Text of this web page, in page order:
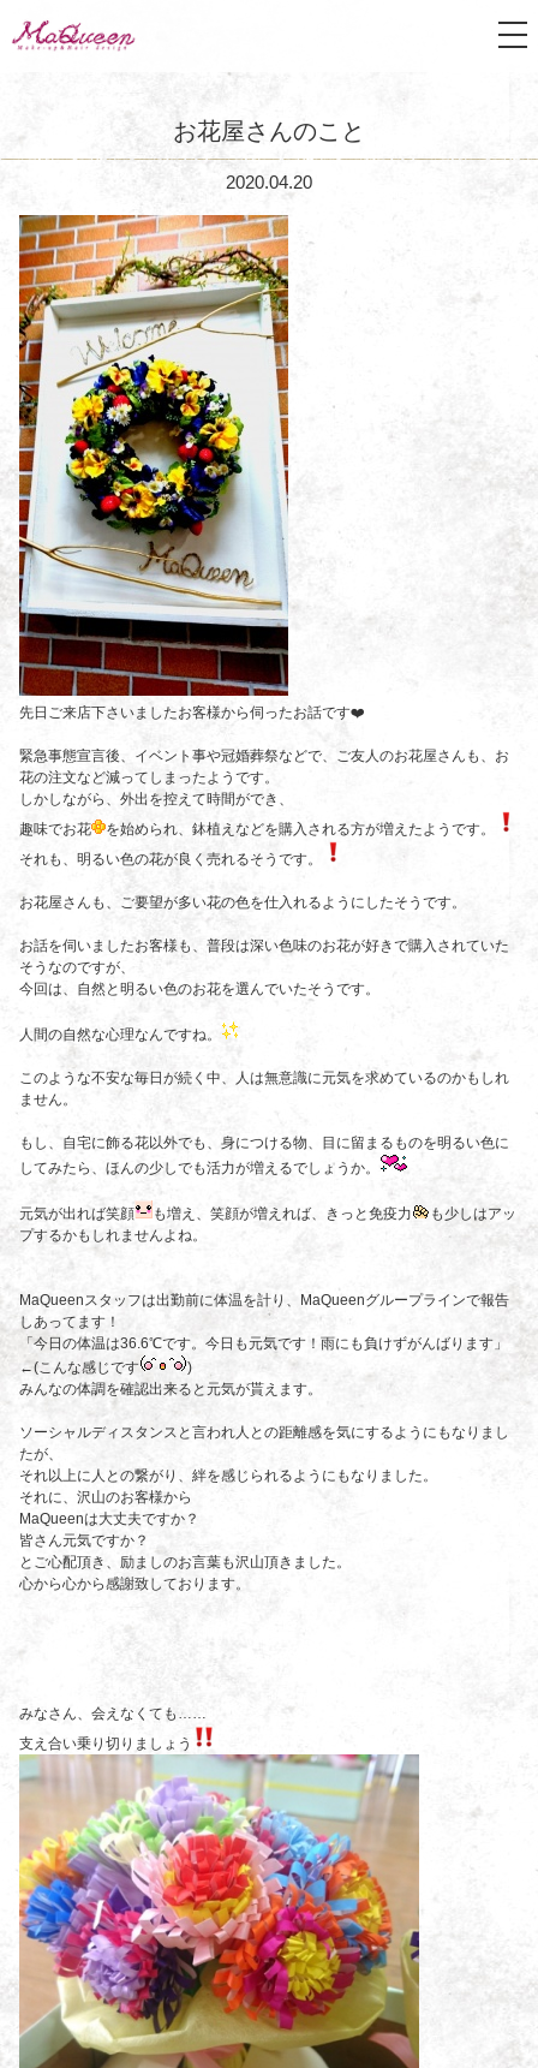
お花屋さんのこと
2020.04.20
先日ご来店下さいましたお客様から伺ったお話です❤️
緊急事態宣言後、イベント事や冠婚葬祭などで、ご友人のお花屋さんも、お
花の注文など減ってしまったようです。
しかしながら、外出を控えて時間ができ、
趣味でお花
を始められ、鉢植えなどを購入される方が増えたようです。
それも、明るい色の花が良く売れるそうです。
お花屋さんも、ご要望が多い花の色を仕入れるようにしたそうです。
お話を伺いましたお客様も、普段は深い色味のお花が好きで購入されていた
そうなのですが、
今回は、自然と明るい色のお花を選んでいたそうです。
人間の自然な心理なんですね。
このような不安な毎日が続く中、人は無意識に元気を求めているのかもしれ
ません。
もし、自宅に飾る花以外でも、身につける物、目に留まるものを明るい色に
してみたら、ほんの少しでも活力が増えるでしょうか。
元気が出れば笑顔 も増え、笑顔が増えれば、きっと免疫力
も少しはアッ
プするかもしれませんよね。
MaQueenスタッフは出勤前に体温を計り、MaQueenグループラインで報告
しあってます！
「今日の体温は36.6℃です。今日も元気です！雨にも負けずがんばります」
←(こんな感じです
)
みんなの体調を確認出来ると元気が貰えます。
ソーシャルディスタンスと言われ人との距離感を気にするようにもなりまし
たが、
それ以上に人との繋がり、絆を感じられるようにもなりました。
それに、沢山のお客様から
MaQueenは大丈夫ですか？
皆さん元気ですか？
とご心配頂き、励ましのお言葉も沢山頂きました。
心から心から感謝致しております。
みなさん、会えなくても……
支え合い乗り切りましょう